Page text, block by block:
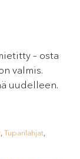
– osta
valmis.
uudelleen.
,Tuparilahjat